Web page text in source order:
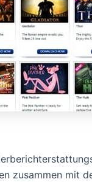
zusammen mit